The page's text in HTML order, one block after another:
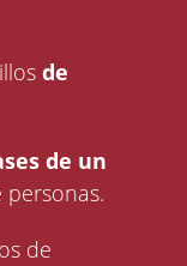
de
de un
personas.
de